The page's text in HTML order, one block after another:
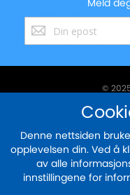
Meld
Registrer
deg
vårt
©
Sikker betaling med
Denne nettsiden
opplevelsen din. Ved å
av alle
innstillingene for